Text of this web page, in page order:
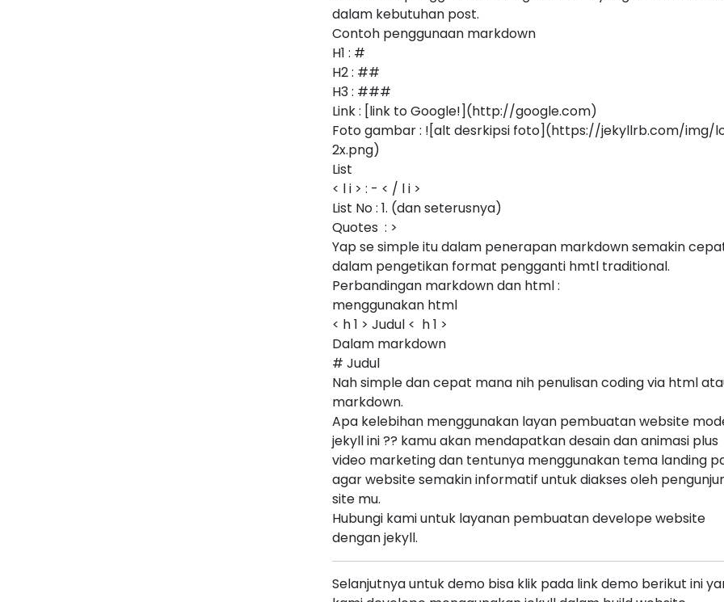
dalam kebutuhan post.
Contoh penggunaan markdown
H1 : #
H2 : ##
H3 : ###
Link : [link to Google!](http://google.com)
Foto gambar : ![alt desrkipsi foto](https://jekyllrb.com/img/
2x.png)
List
< l i > : - < / l i >
List No : 1. (dan seterusnya)
Quotes : >
Yap se simple itu dalam penerapan markdown semakin
dalam pengetikan format pengganti hmtl traditional.
Perbandingan markdown dan html :
menggunakan html
< h 1 > Judul < h 1 >
Dalam markdown
# Judul
Nah simple dan cepat mana nih penulisan coding via html
markdown.
Apa kelebihan menggunakan layan pembuatan website
jekyll ini ?? kamu akan mendapatkan desain dan animasi plus
video marketing dan tentunya menggunakan tema landing
agar website semakin informatif untuk diakses oleh
site mu.
Hubungi kami untuk layanan pembuatan develope website
dengan jekyll.
Selanjutnya untuk demo bisa klik pada link demo berikut ini